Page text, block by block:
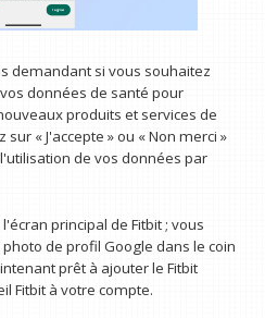
demandant si vous souhaitez
données de santé pour
produits et services de
« J'accepte » ou « Non merci »
de vos données par
principal de Fitbit ; vous
de profil Google dans le coin
prêt à ajouter le Fitbit
Fitbit à votre compte.